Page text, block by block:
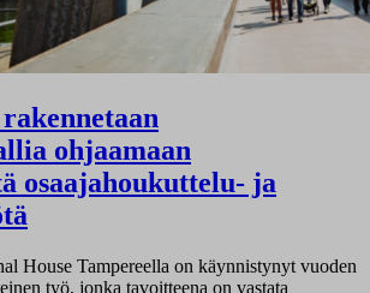
ohjaamaan
osaajahoukuttelu- ja
House Tampereella on käynnistynyt vuoden
työ, jonka tavoitteena on vastata